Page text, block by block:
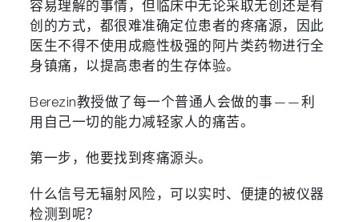
容易理解的事情，但临床中无论采取无创还是有
创的方式，都很难准确定位患者的疼痛源，因此
医生不得不使用成瘾性极强的阿片类药物进行全
身镇痛，以提高患者的生存体验。
Berezin教授做了每一个普通人会做的事——利
用自己一切的能力减轻家人的痛苦。
第一步，他要找到疼痛源头。
什么信号无辐射风险，可以实时、便捷的被仪器
检测到呢？